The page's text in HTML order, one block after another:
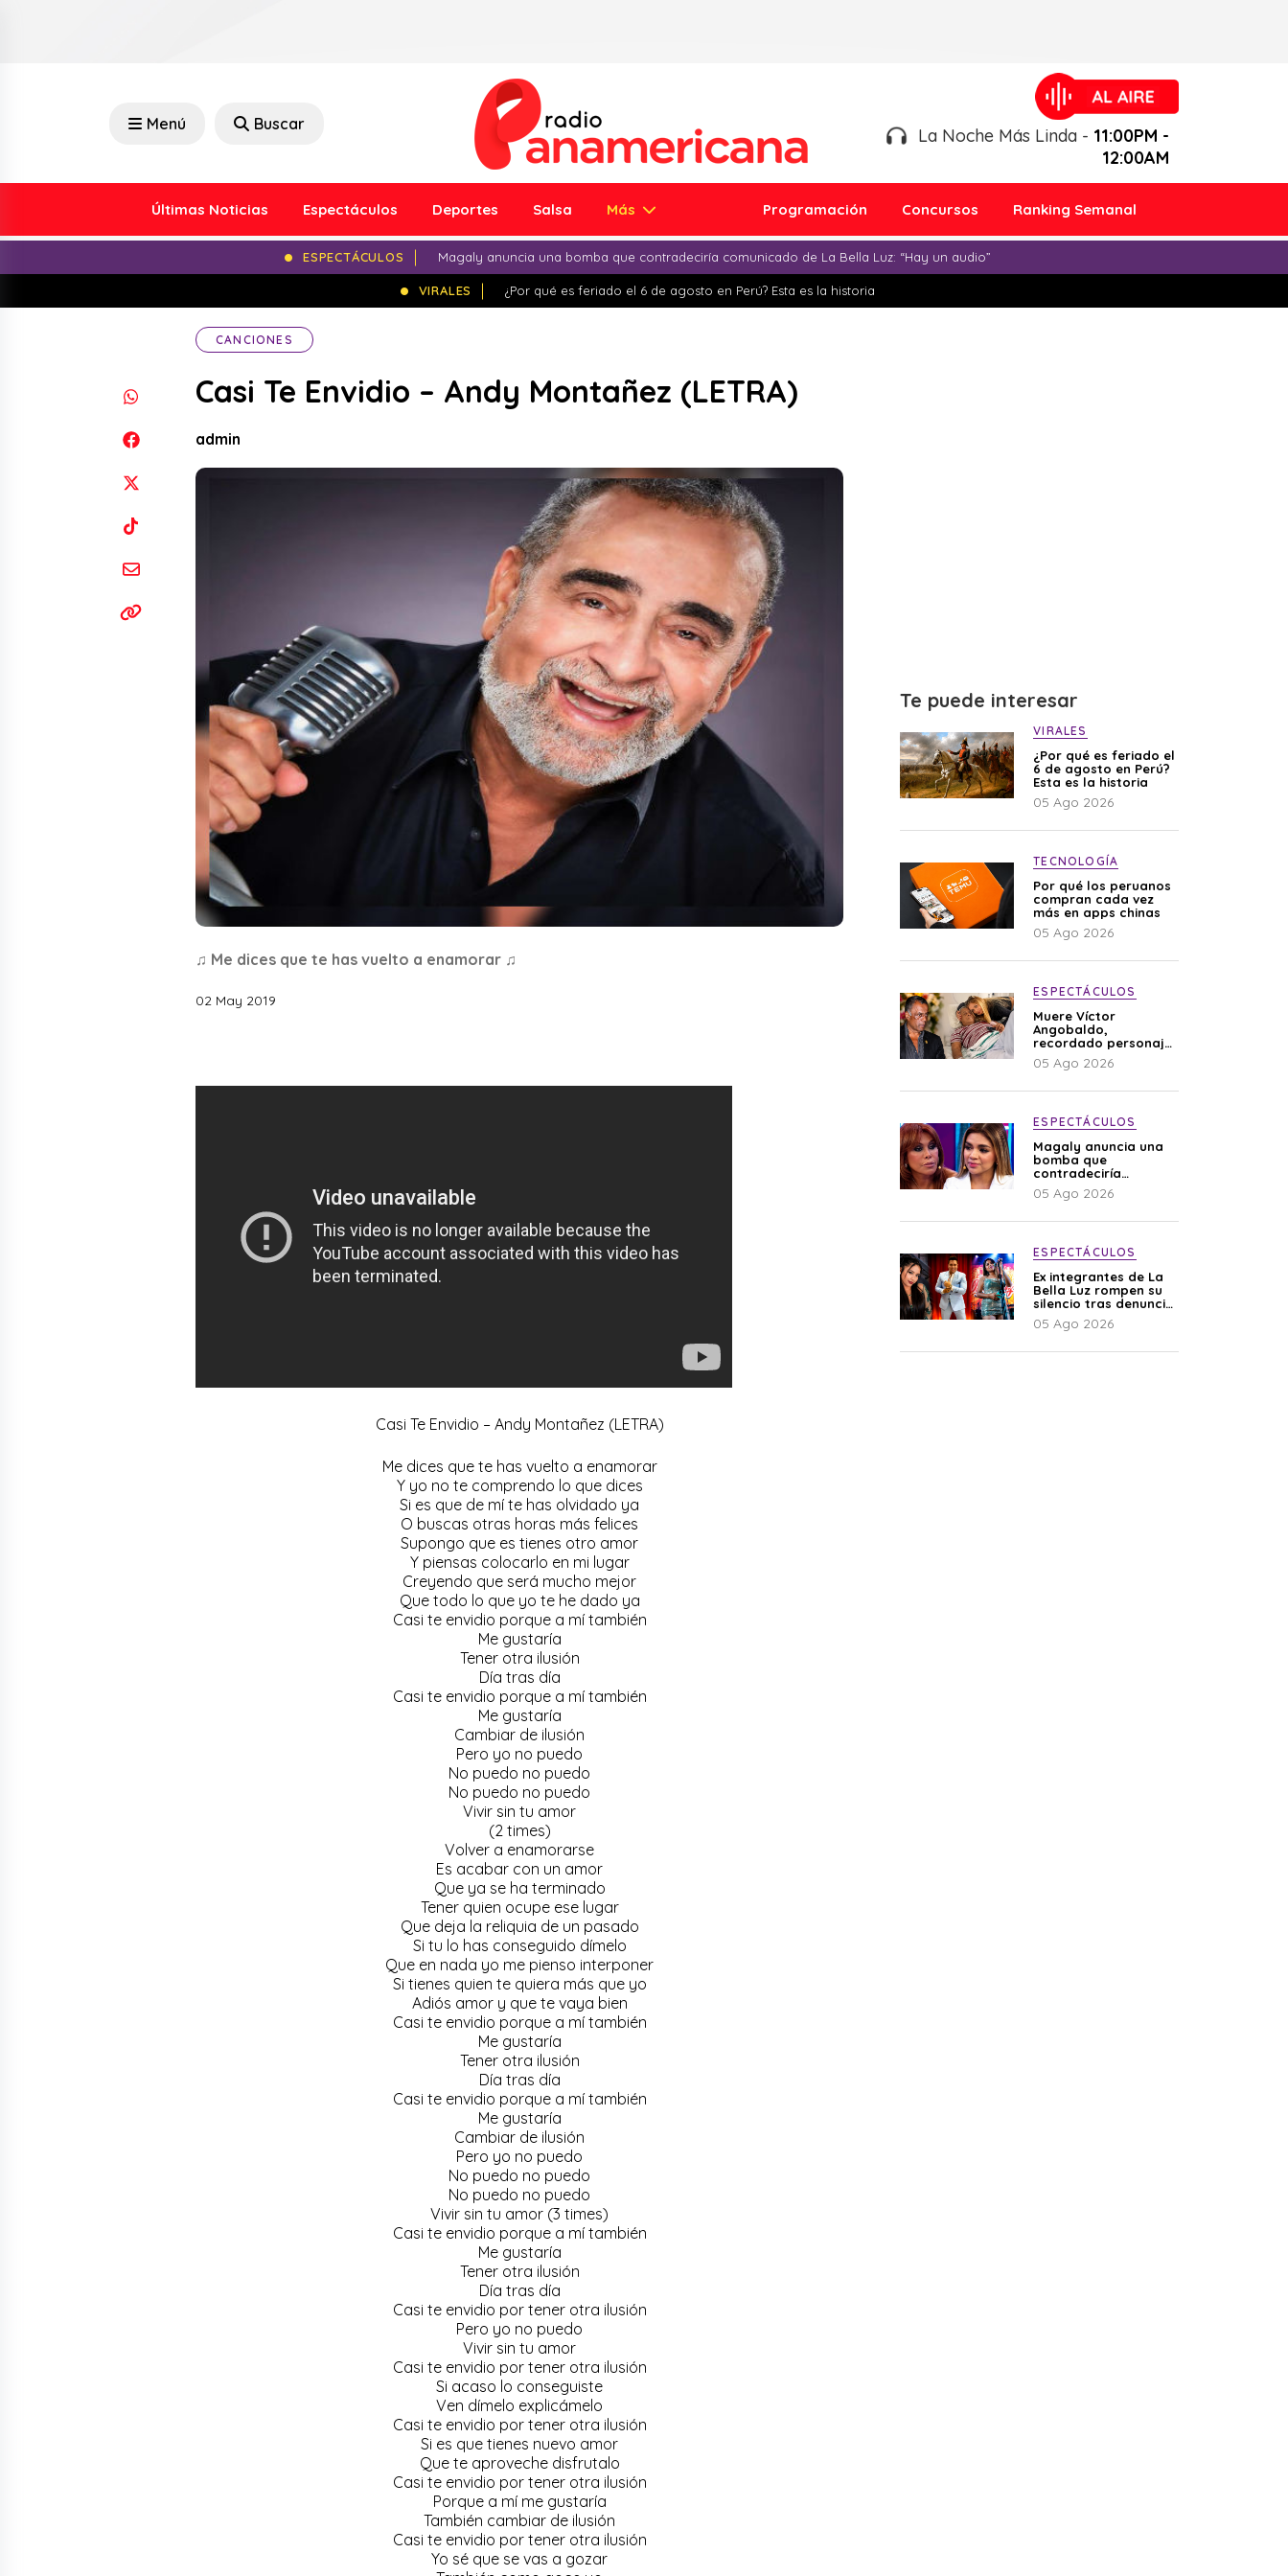
Menú Buscar
La Noche Más Linda - 11:00PM -
12:00AM
Últimas Noticias Espectáculos Deportes Salsa Más Programación Concursos Ranking Semanal
ESPECTÁCULOS Magaly anuncia una bomba que contradeciría comunicado de La Bella Luz: “Hay un audio”
VIRALES ¿Por qué es feriado el 6 de agosto en Perú? Esta es la historia
CANCIONES
Casi Te Envidio – Andy Montañez (LETRA)
admin
♫ Me dices que te has vuelto a enamorar ♫
02 May 2019
Casi Te Envidio – Andy Montañez (LETRA)
Me dices que te has vuelto a enamorar
Y yo no te comprendo lo que dices
Si es que de mí te has olvidado ya
O buscas otras horas más felices
Supongo que es tienes otro amor
Y piensas colocarlo en mi lugar
Creyendo que será mucho mejor
Que todo lo que yo te he dado ya
Casi te envidio porque a mí también
Me gustaría
Tener otra ilusión
Día tras día
Casi te envidio porque a mí también
Me gustaría
Cambiar de ilusión
Pero yo no puedo
No puedo no puedo
No puedo no puedo
Vivir sin tu amor
(2 times)
Volver a enamorarse
Es acabar con un amor
Que ya se ha terminado
Tener quien ocupe ese lugar
Que deja la reliquia de un pasado
Si tu lo has conseguido dímelo
Que en nada yo me pienso interponer
Si tienes quien te quiera más que yo
Adiós amor y que te vaya bien
Casi te envidio porque a mí también
Me gustaría
Tener otra ilusión
Día tras día
Casi te envidio porque a mí también
Me gustaría
Cambiar de ilusión
Pero yo no puedo
No puedo no puedo
No puedo no puedo
Vivir sin tu amor (3 times)
Casi te envidio porque a mí también
Me gustaría
Tener otra ilusión
Día tras día
Casi te envidio por tener otra ilusión
Pero yo no puedo
Vivir sin tu amor
Casi te envidio por tener otra ilusión
Si acaso lo conseguiste
Ven dímelo explicámelo
Casi te envidio por tener otra ilusión
Si es que tienes nuevo amor
Que te aproveche disfrutalo
Casi te envidio por tener otra ilusión
Porque a mí me gustaría
También cambiar de ilusión
Casi te envidio por tener otra ilusión
Yo sé que se vas a gozar
Te puede interesar
VIRALES
¿Por qué es feriado el
6 de agosto en Perú?
Esta es la historia
05 Ago 2026
TECNOLOGÍA
Por qué los peruanos
compran cada vez
más en apps chinas
05 Ago 2026
ESPECTÁCULOS
Muere Víctor
Angobaldo,
recordado personaje
de la farándula y
expareja de Shirley
05 Ago 2026
ESPECTÁCULOS
Magaly anuncia una
bomba que
contradeciría
comunicado de La
Bella Luz: “Hay un
05 Ago 2026
ESPECTÁCULOS
Ex integrantes de La
Bella Luz rompen su
silencio tras denuncia
de Naldy: “Todo el
mundo lo sabía”
05 Ago 2026